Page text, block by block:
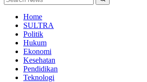
Home
SULTRA
Politik
Hukum
Ekonomi
Kesehatan
Pendidikan
Teknologi